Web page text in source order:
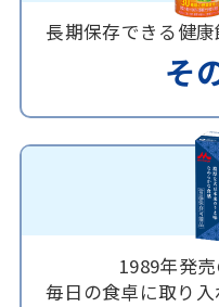
長期保存できる健
そ
1989年発
毎日の食卓に取り